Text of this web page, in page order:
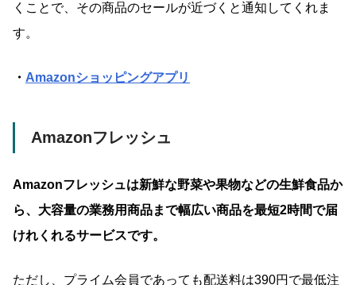
くことで、その商品のセールが近づくと通知してくれま
す。
・ Amazonショッピングアプリ
Amazonフレッシュ
Amazonフレッシュは新鮮な野菜や果物などの生鮮食品か
ら、大容量の業務用商品まで幅広い商品を最短2時間で届
けれくれるサービスです。
ただし、プライム会員であっても配送料は390円で最低注